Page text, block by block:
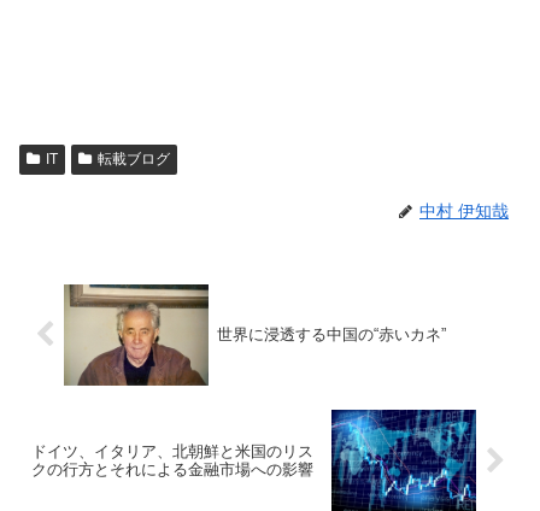
IT 転載ブログ
中村 伊知哉
世界に浸透する中国の“赤いカネ”
ドイツ、イタリア、北朝鮮と米国のリス
クの行方とそれによる金融市場への影響